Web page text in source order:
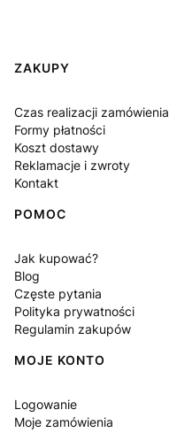
Linki w stopce
ZAKUPY
Czas realizacji zamówienia
Formy płatności
Koszt dostawy
Reklamacje i zwroty
Kontakt
POMOC
Jak kupować?
Blog
Częste pytania
Polityka prywatności
Regulamin zakupów
MOJE KONTO
Logowanie
Moje zamówienia